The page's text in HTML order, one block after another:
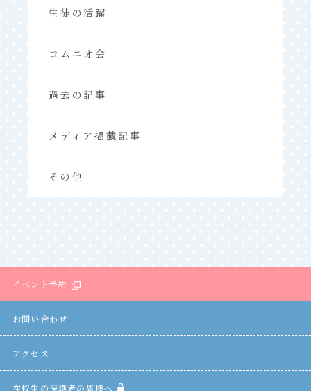
生徒の活躍
コムニオ会
過去の記事
メディア掲載記事
その他
イベント予約
お問い合わせ
アクセス
在校生の保護者の皆様へ